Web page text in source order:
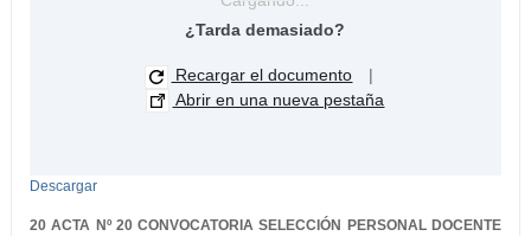
¿Tarda demasiado?
Recargar el documento
|
Abrir en una nueva pestaña
Descargar
20 ACTA Nº 20 CONVOCATORIA SELECCIÓN PERSONAL DOCENTE